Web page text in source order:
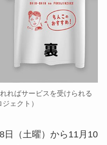
ればサービスを受けられる
ェクト）
日（土曜）から11月10